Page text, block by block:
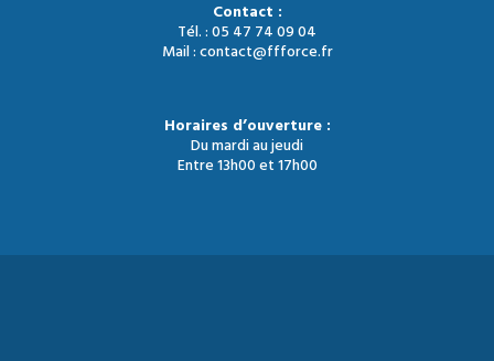
Contact :
Tél. : 05 47 74 09 04
Mail : contact@ffforce.fr
Horaires d’ouverture :
Du mardi au jeudi
Entre 13h00 et 17h00